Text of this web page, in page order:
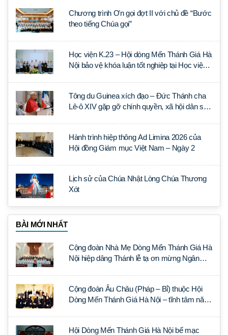
Chương trình Ơn gọi đợt II với chủ đề “Bước
theo tiếng Chúa gọi”
Học viện K.23 – Hội dòng Mến Thánh Giá Hà
Nội bảo vệ khóa luận tốt nghiệp tại Học viện
Tông du Guinea xích đạo – Đức Thánh cha
Lê-ô XIV gặp gỡ chính quyền, xã hội dân sự
Hành trình hiệp thông Ad Limina 2026 của
Hội đồng Giám mục Việt Nam – Ngày 2
Lịch sử của Chúa Nhật Lòng Chúa Thương
Xót
BÀI MỚI NHẤT
Cộng đoàn Nhà Mẹ Dòng Mến Thánh Giá Hà
Nội hiệp dâng Thánh lễ tạ ơn mừng Ngân
Cộng đoàn Âu Châu (Pháp – Bỉ) thuộc Hội
Dòng Mến Thánh Giá Hà Nội – tĩnh tâm năm
Hội Dòng Mến Thánh Giá Hà Nội bế mạc